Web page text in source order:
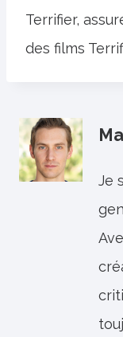
Terrifier,
des films
Je